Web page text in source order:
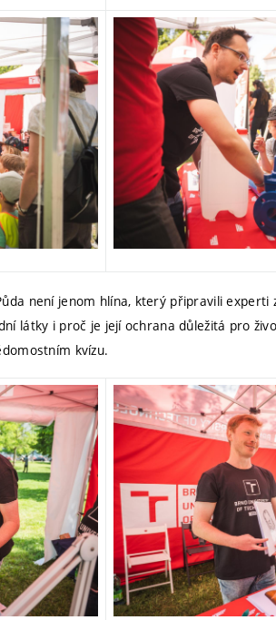
není jenom hlína, který připravili experti
látky i proč je její ochrana důležitá pro
kvízu.